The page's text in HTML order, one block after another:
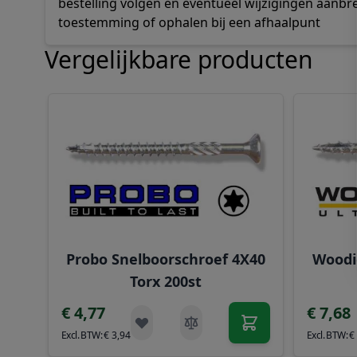
toestemming of ophalen bij een afhaalpunt
Vergelijkbare producten
Navigeren door de elementen van de carrousel
Probo Snelboorschroef 4X40
Torx 200st
€ 4,77
€ 3,94
€ 7,68
€